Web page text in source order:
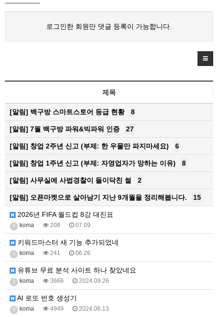
로그인한 회원만 댓글 등록이 가능합니다.
제목
[알림] 백구방 스마트스토어 등급 현황 8
[알림] 7월 백구방 파워&빅파워 인증 27
[알림] 창업 2주년 신고 (부제: 한 우물만 파지마세요) 6
[알림] 창업 1주년 신고 (부제: 자영업자가 망하는 이유) 8
[알림] 사무실에 사법경찰이 들이닥친 썰 2
[알림] 오픈마켓으로 살아남기 지난 9개월을 정리해봅니다. 15
2026년 FIFA 월드컵 8강 대진표
5 koma 208 07.09
키워드마스터 새 기능 추가되었네
5 koma 241 06.26
유튜브 무료 분석 사이트 하나 찾았네요
5 koma 3666 2024.09.26
AI 로또 번호 생성기
5 koma 4949 2024.06.13